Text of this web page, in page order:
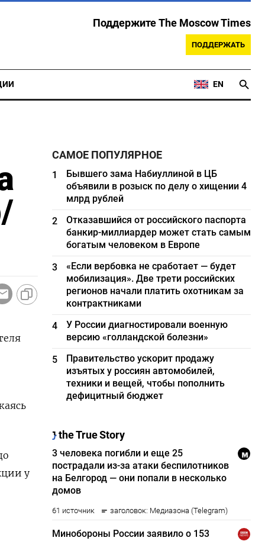
Поддержите The Moscow Times
ПОДДЕРЖАТЬ
EN
у
САМОЕ ПОПУЛЯРНОЕ
1
Бывшего зама Набиуллиной в ЦБ
объявили в розыск по делу о хищении 4
млрд рублей
2
Отказавшийся от российского паспорта
банкир-миллиардер может стать самым
богатым человеком в Европе
3
«Если вербовка не сработает — будет
мобилизация». Две трети российских
регионов начали платить охотникам за
контрактниками
4
У России диагностировали военную
версию «голландской болезни»
5
Правительство ускорит продажу
изъятых у россиян автомобилей,
техники и вещей, чтобы пополнить
дефицитный бюджет